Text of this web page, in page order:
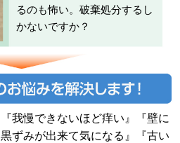
るのも怖い。破棄処分するし
かないですか？
『我慢できないほど痒い』『壁に
黒ずみが出来て気になる』『古い